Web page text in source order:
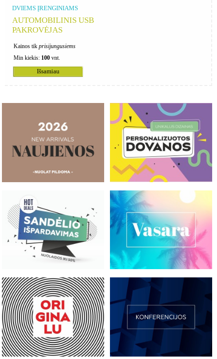
DVIEMS ĮRENGINIAMS
AUTOMOBILINIS USB
PAKROVĖJAS
Kainos tik prisijungusiems
Min kiekis: 100 vnt.
Išsamiau